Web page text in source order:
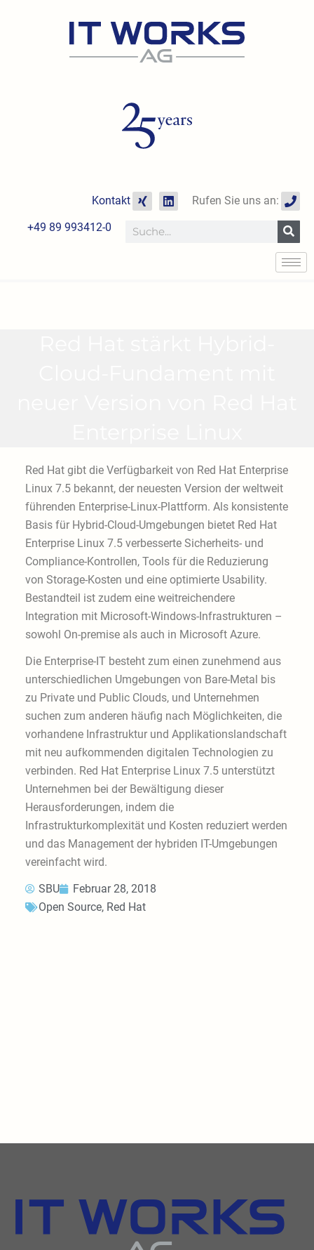
Kontakt
X
i
g
L
i
k
Rufen Sie uns an:
P
h
o
n
e
+49 89 993412-0 Suche
Red Hat gibt die Verfügbarkeit von Red Hat Enterprise
Linux 7.5 bekannt, der neuesten Version der weltweit
führenden Enterprise-Linux-Plattform. Als konsistente
Basis für Hybrid-Cloud-Umgebungen bietet Red Hat
Enterprise Linux 7.5 verbesserte Sicherheits- und
Compliance-Kontrollen, Tools für die Reduzierung
von Storage-Kosten und eine optimierte Usability.
Bestandteil ist zudem eine weitreichendere
Integration mit Microsoft-Windows-Infrastrukturen –
sowohl On-premise als auch in Microsoft Azure.
Die Enterprise-IT besteht zum einen zunehmend aus
unterschiedlichen Umgebungen von Bare-Metal bis
zu Private und Public Clouds, und Unternehmen
suchen zum anderen häufig nach Möglichkeiten, die
vorhandene Infrastruktur und Applikationslandschaft
mit neu aufkommenden digitalen Technologien zu
verbinden. Red Hat Enterprise Linux 7.5 unterstützt
Unternehmen bei der Bewältigung dieser
Herausforderungen, indem die
Infrastrukturkomplexität und Kosten reduziert werden
und das Management der hybriden IT-Umgebungen
vereinfacht wird.
SBU
Februar 28, 2018
Open Source, Red Hat